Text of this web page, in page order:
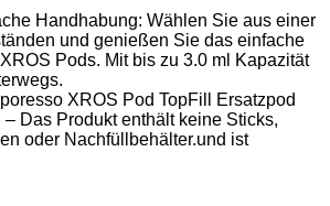
Handhabung: Wählen Sie aus einer
und genießen Sie das einfache
Pods. Mit bis zu 3.0 ml Kapazität
XROS Pod TopFill Ersatzpod
Das Produkt enthält keine Sticks,
oder Nachfüllbehälter.und ist